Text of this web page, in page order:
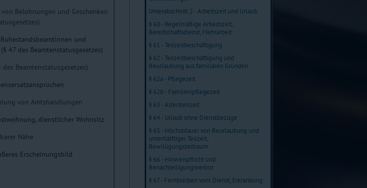
Belohnungen und Geschenken
und
47 des Beamtenstatusgesetzes)
des Beamtenstatusgesetzes)
von Amtshandlungen
dienstlicher Wohnsitz
Nähe
Erscheinungsbild
Unterabschnitt 2 - Arbeitszeit und Urlaub
§ 60 - Regelmäßige Arbeitszeit,
Bereitschaftsdienst, Mehrarbeit
§ 61 - Teilzeitbeschäftigung
§ 62 - Teilzeitbeschäftigung und
Beurlaubung aus familiären Gründen
§ 62a - Pflegezeit
§ 62b - Familienpflegezeit
§ 63 - Altersteilzeit
§ 64 - Urlaub ohne Dienstbezüge
§ 65 - Höchstdauer von Beurlaubung und
unterhälftiger Teilzeit;
Bewilligungszeitraum
§ 66 - Hinweispflicht und
Benachteiligungsverbot
§ 67 - Fernbleiben vom Dienst, Erkrankung